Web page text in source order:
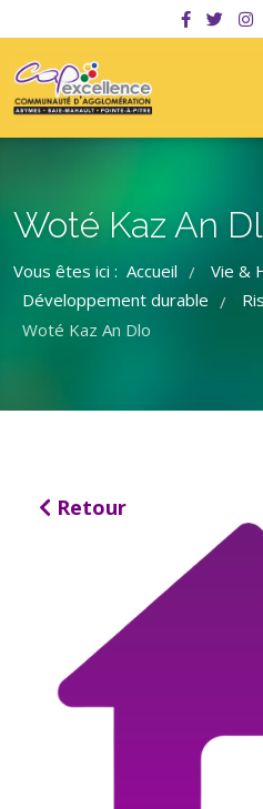
Woté Kaz An
Vous êtes ici : Accueil / Vie &
Développement durable /
Woté Kaz An Dlo
Retour